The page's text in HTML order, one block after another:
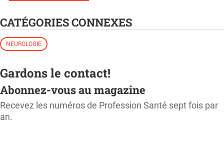
CATÉGORIES CONNEXES
NEUROLOGIE
Gardons le contact!
Abonnez-vous au magazine
Recevez les numéros de Profession Santé sept fois par
an.